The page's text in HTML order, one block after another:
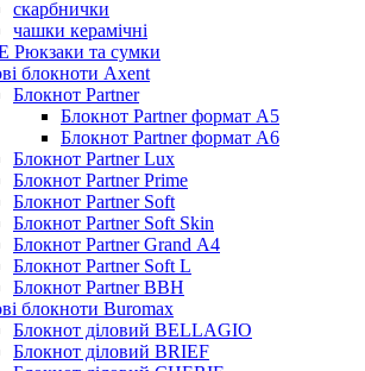
скарбнички
чашки керамічні
Рюкзаки та сумки
блокноти Axent
Блокнот Partner
Блокнот Partner формат А5
Блокнот Partner формат А6
Блокнот Partner Lux
Блокнот Partner Prime
Блокнот Partner Soft
Блокнот Partner Soft Skin
Блокнот Partner Grand А4
Блокнот Partner Soft L
Блокнот Partner BBH
блокноти Buromax
Блокнот діловий BELLAGIO
Блокнот діловий BRIEF